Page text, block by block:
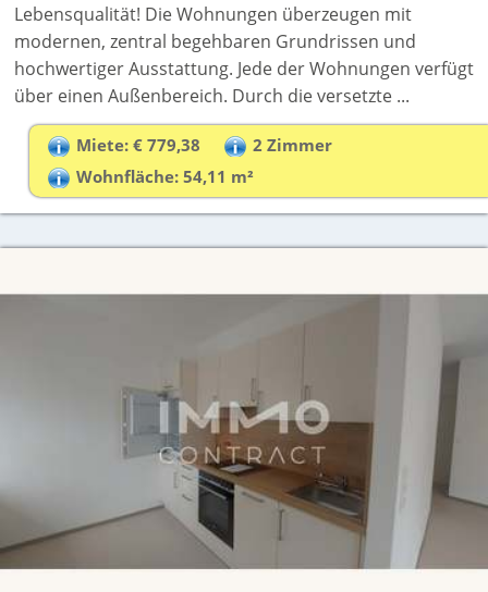
Lebensqualität! Die Wohnungen überzeugen mit
modernen, zentral begehbaren Grundrissen und
hochwertiger Ausstattung. Jede der Wohnungen verfügt
über einen Außenbereich. Durch die versetzte ...
Miete: € 779,38
2 Zimmer
Wohnfläche: 54,11 m²